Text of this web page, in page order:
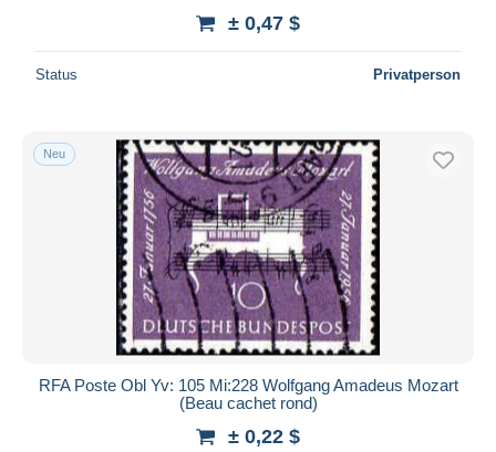
± 0,47 $
Status Privatperson
Neu
RFA Poste Obl Yv: 105 Mi:228 Wolfgang Amadeus Mozart
(Beau cachet rond)
± 0,22 $